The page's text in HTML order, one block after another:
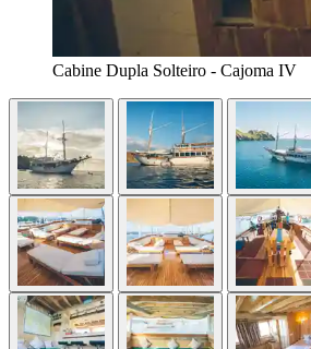
Cabine Dupla Solteiro - Cajoma IV